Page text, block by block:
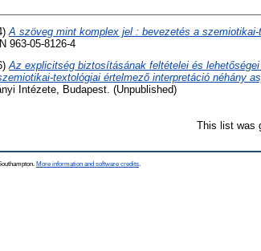
A szöveg mint komplex jel : bevezetés a szemiotikai-
963-05-8126-4
Az explicitség biztosításának feltételei és
textológiai értelmező interpretáció néhány
Intézete, Budapest. (Unpublished)
This list was
More information and software credits